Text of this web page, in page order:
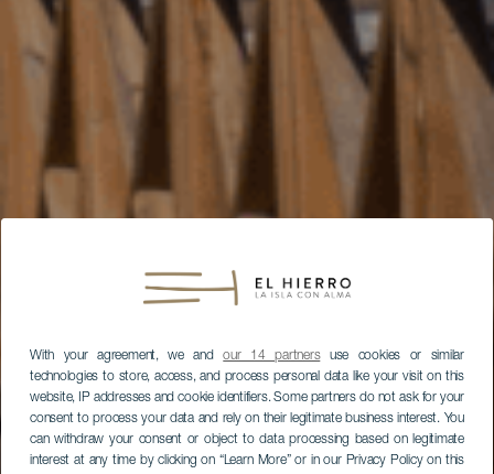
With your agreement, we andour 14 partnersuse cookies or similar
technologies to store, access, and process personal data like your visit on this
website, IP addresses and cookie identifiers. Some partners do not ask for your
consent to process your data and rely on their legitimate business interest. You
can withdraw your consent or object to data processing based on legitimate
interest at any time by clicking on “Learn More” or in our Privacy Policy on this